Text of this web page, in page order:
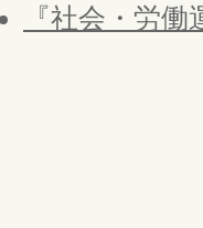
『社会・労